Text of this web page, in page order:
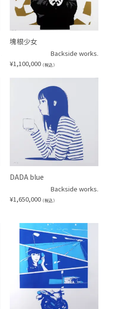
塊根少女
Backside works.
¥1,100,000 （税込）
DADA blue
Backside works.
¥1,650,000 （税込）